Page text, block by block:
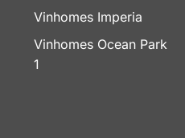
Vinhomes Imperia
Vinhomes Ocean Park
1